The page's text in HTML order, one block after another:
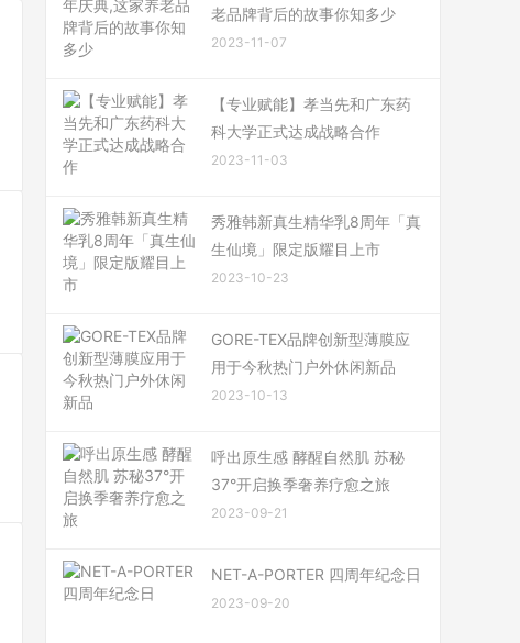
老品牌背后的故事你知多少
2023-11-07
【专业赋能】孝当先和广东药
科大学正式达成战略合作
2023-11-03
秀雅韩新真生精华乳8周年「真
生仙境」限定版耀目上市
2023-10-23
GORE-TEX品牌创新型薄膜应
用于今秋热门户外休闲新品
2023-10-13
呼出原生感 酵醒自然肌 苏秘
37°开启换季奢养疗愈之旅
2023-09-21
NET-A-PORTER 四周年纪念日
2023-09-20